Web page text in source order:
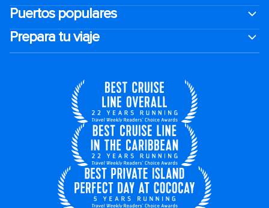
Puertos populares
Prepara tu viaje